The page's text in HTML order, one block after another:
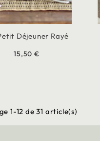
Déjeuner Rayé
15,50 €
1-12 de 31 article(s)